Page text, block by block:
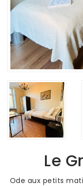
Le
Ode aux petits